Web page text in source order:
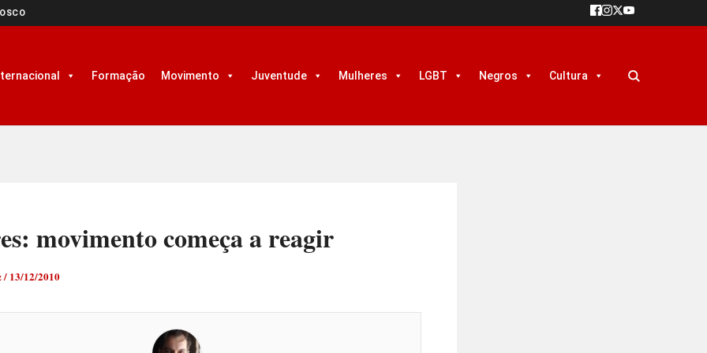
Formação Movimento Juventude Mulheres LGBT Negros Cultura
movimento começa a reagir
/ 13/12/2010